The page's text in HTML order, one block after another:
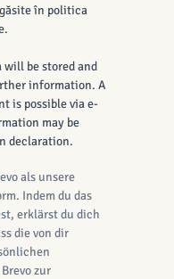
în politica
will be stored and
information. A
is possible via e-
may be
declaration.
als unsere
Indem du das
erklärst du dich
die von dir
zur